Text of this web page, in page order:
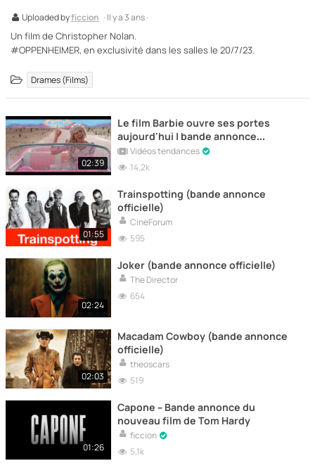
Uploaded byficcion · Il y a 3 ans ·
Un film de Christopher Nolan.
#OPPENHEIMER, en exclusivité dans les salles le 20/7/23.
Drames (Films)
02:39
Le film Barbie ouvre ses portes
aujourd'hui | bande annonce
officielle
Vidéos tendances
14,2k
01:55
Trainspotting (bande annonce
officielle)
CineForum
595
02:24
Joker (bande annonce officielle)
The Director
654
02:03
Macadam Cowboy (bande annonce
officielle)
theoscars
519
01:26
Capone – Bande annonce du
nouveau film de Tom Hardy
ficcion
5,1k